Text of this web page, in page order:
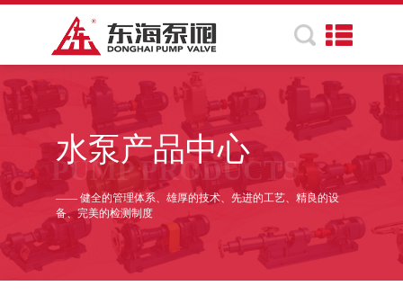
水泵产品中心
PUMP PRODUCTS
—— 健全的管理体系、雄厚的技术、先进的工艺、精良的设
备、完美的检测制度